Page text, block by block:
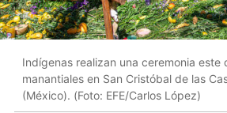
Indígenas realizan una ceremonia este
manantiales en San Cristóbal de las
(México). (Foto: EFE/Carlos López)